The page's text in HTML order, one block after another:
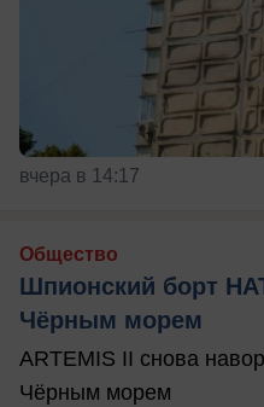
вчера в 14:17
Общество
Шпионский борт
Чёрным морем
ARTEMIS II снова
Чёрным морем